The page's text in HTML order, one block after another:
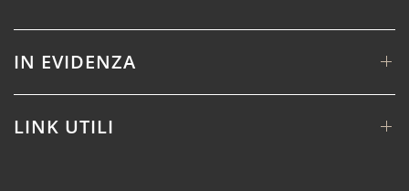
IN EVIDENZA
LINK UTILI